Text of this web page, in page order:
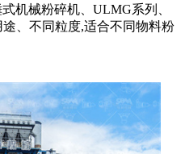
机械粉碎机、ULMG系列、
、不同粒度,适合不同物料粉